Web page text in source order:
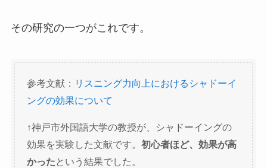
その研究の一つがこれです。
参考文献： リスニング力向上におけるシャドーイ
ングの効果について
↑神戸市外国語大学の教授が、シャドーイングの
効果を実験した文献です。 初心者ほど、効果が高
かった という結果でした。